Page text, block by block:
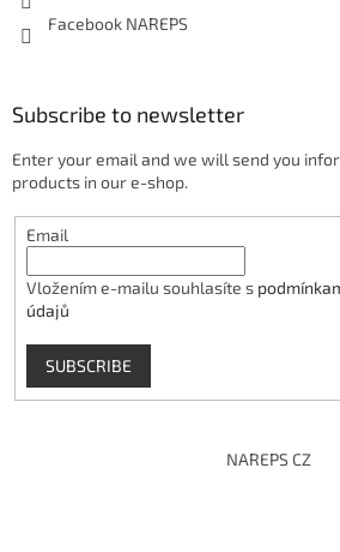
Facebook NAREPS
Subscribe to newsletter
Enter your email and we will send you
products in our e-shop.
Email
Vložením e-mailu souhlasíte s
údajů
SUBSCRIBE
NAREPS CZ